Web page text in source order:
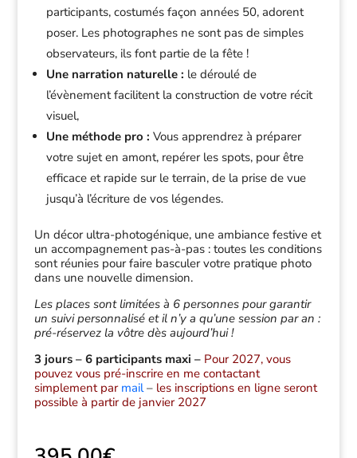
participants, costumés façon années 50, adorent
poser. Les photographes ne sont pas de simples
observateurs, ils font partie de la fête !
Une narration naturelle : le déroulé de
l’évènement facilitent la construction de votre récit
visuel,
Une méthode pro : Vous apprendrez à préparer
votre sujet en amont, repérer les spots, pour être
efficace et rapide sur le terrain, de la prise de vue
jusqu’à l’écriture de vos légendes.
Un décor ultra-photogénique, une ambiance festive et
un accompagnement pas-à-pas : toutes les conditions
sont réunies pour faire basculer votre pratique photo
dans une nouvelle dimension.
Les places sont limitées à 6 personnes pour garantir
un suivi personnalisé et il n’y a qu’une session par an :
pré-réservez la vôtre dès aujourd’hui !
3 jours – 6 participants maxi – Pour 2027, vous
pouvez vous pré-inscrire en me contactant
simplement par mail– les inscriptions en ligne seront
possible à partir de janvier 2027